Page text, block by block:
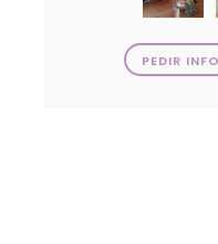
PEDIR